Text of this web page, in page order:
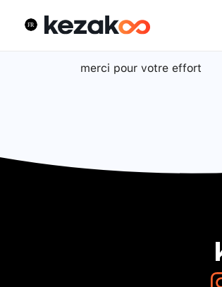
merci pour votre effort